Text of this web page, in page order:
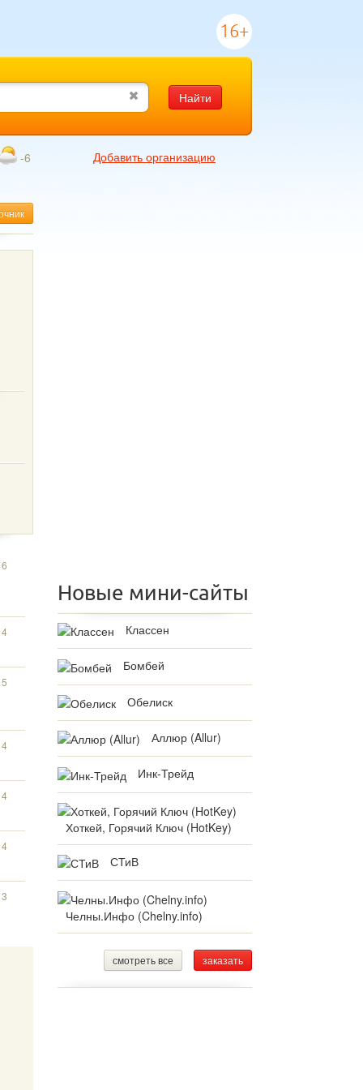
16+
Найти
-6
Добавить организацию
Новые мини-сайты
Классен
Бомбей
Обелиск
Аллюр (Allur)
Инк-Трейд
Хоткей, Горячий Ключ (HotKey)
СТиВ
Челны.Инфо (Chelny.info)
смотреть все заказать